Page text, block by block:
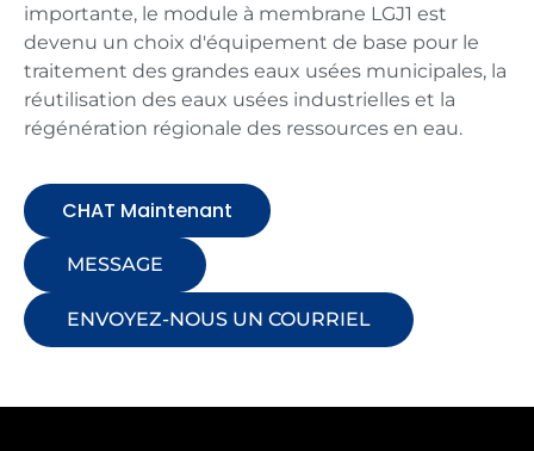
importante, le module à membrane LGJ1 est
devenu un choix d'équipement de base pour le
traitement des grandes eaux usées municipales, la
réutilisation des eaux usées industrielles et la
régénération régionale des ressources en eau.
CHAT Maintenant
MESSAGE
ENVOYEZ-NOUS UN COURRIEL